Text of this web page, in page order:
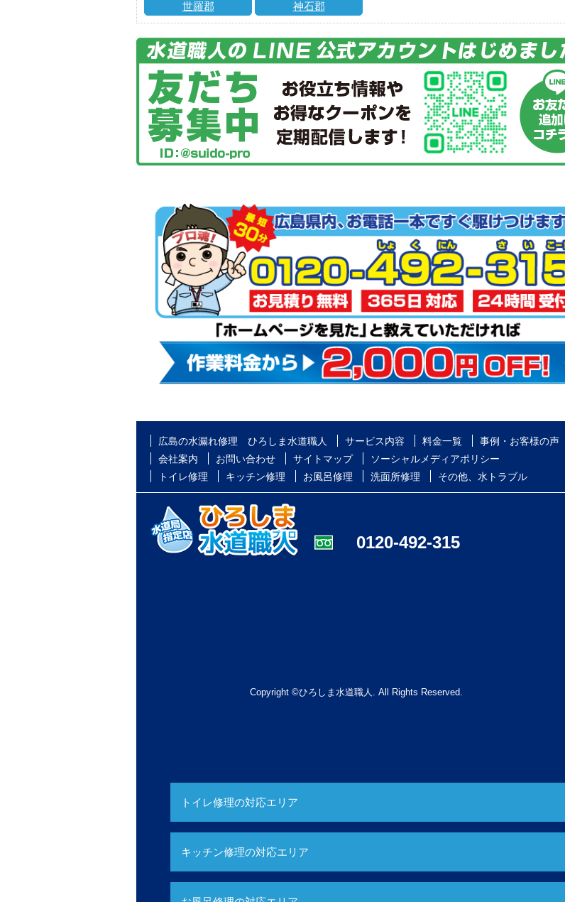
世羅郡
神石郡
広島の水漏れ修理 ひろしま水道職人 サービス内容 料金一覧 事例・お客様の声
会社案内
お問い合わせ サイトマップ
ソーシャルメディアポリシー
トイレ修理
キッチン修理 お風呂修理 洗面所修理 その他、水トラブル
0120-492-315
Copyright ©ひろしま水道職人. All Rights Reserved.
トイレ修理の対応エリア
キッチン修理の対応エリア